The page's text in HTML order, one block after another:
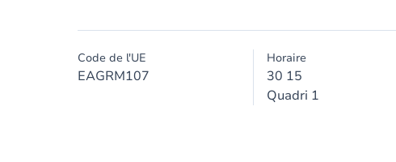
Code de l'UE
EAGRM107
Horaire
30 15
Quadri 1